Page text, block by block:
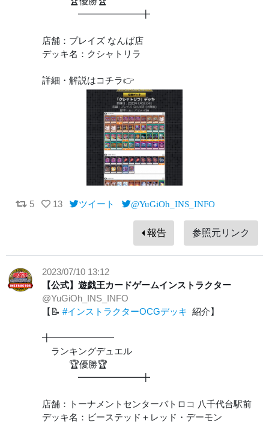
━━━━━━━╋
店舗：プレイズ なんば店
デッキ名：クシャトリラ
詳細・解説はコチラ👉
5 13 ツイート @YuGiOh_INS_INFO
報告 参照元リンク
2023/07/10 13:12
【公式】遊戯王カードゲームインストラクター
@YuGiOh_INS_INFO
【📝 #インストラクターOCGデッキ 紹介】
╋━━━━━━━
ランキングデュエル
🏆優勝🏆
━━━━━━━╋
店舗：トーナメントセンターバトロコ 八千代台駅前
デッキ名：ビーステッド＋レッド・デーモン